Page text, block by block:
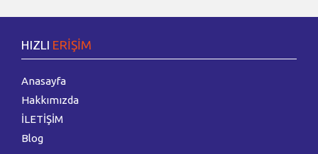
HIZLI ERİŞİM
Anasayfa
Hakkımızda
İLETİŞİM
Blog